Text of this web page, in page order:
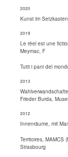
2020
Kunst im
2019
Le réel est une
Meymac, F
Tutti i pani del
2013
Frieder Burda,
2012
Innenräume, mit
Territoires, MAMCS
Strasbourg